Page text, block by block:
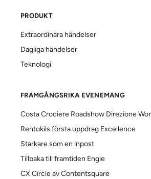
PRODUKT
Extraordinära händelser
Dagliga händelser
Teknologi
FRAMGÅNGSRIKA EVENEMANG
Costa Crociere Roadshow Direzione
Rentokils första uppdrag Excellence
Starkare som en inpost
Tillbaka till framtiden Engie
CX Circle av Contentsquare